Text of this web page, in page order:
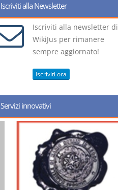
Iscriviti alla Newsletter
Iscriviti alla newsletter di
WikiJus per rimanere
sempre aggiornato!
Iscriviti ora
Servizi innovativi